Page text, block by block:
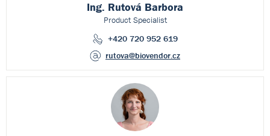
Ing. Rutová Barbora
Product Specialist
+420 720 952 619
rutova@biovendor.cz